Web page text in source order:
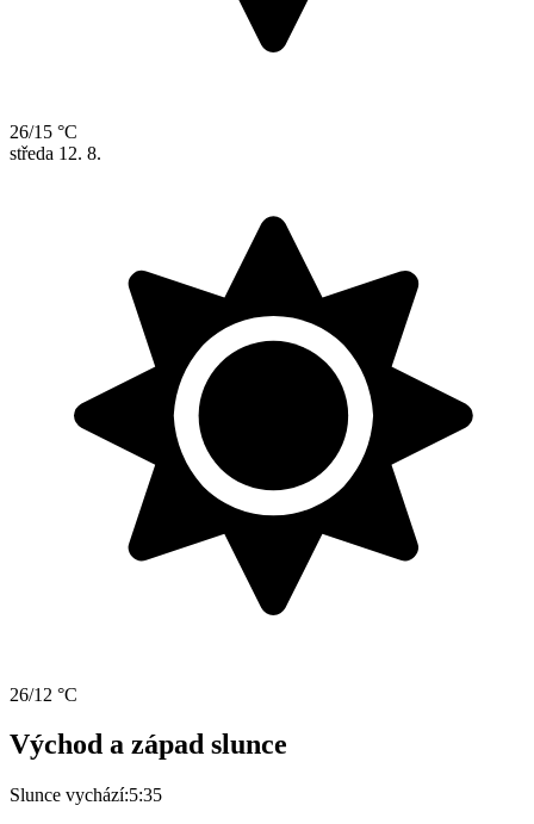
26/15 °C
středa 12. 8.
26/12 °C
Východ a západ slunce
Slunce vychází:5:35